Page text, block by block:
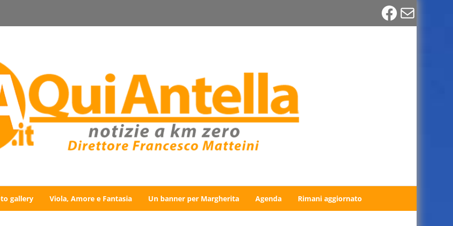
Email
gallery Viola, Amore e Fantasia Un banner per Margherita Agenda Rimani aggiornato